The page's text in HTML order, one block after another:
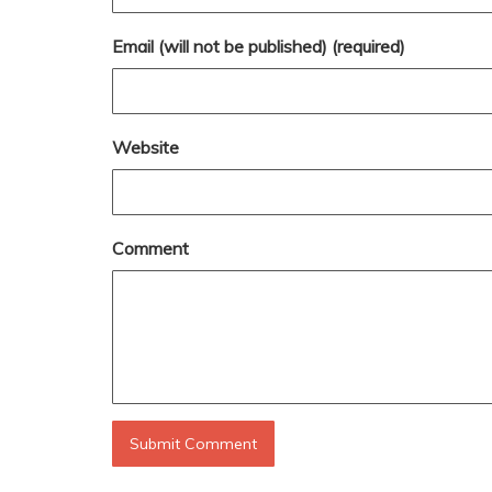
Email (will not be published) (required)
Website
Comment